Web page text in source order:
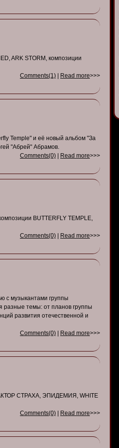
ARK STORM, композиции
Comments(1)
Read more>>>
Temple" и её новый альбом "За
"Абрей" Абрамов.
Comments(0)
Read more>>>
BUTTERFLY TEMPLE,
Comments(0)
Read more>>>
с музыкантами группы
темы: от планов группы
развития отечественной и
Comments(0)
Read more>>>
СТРАХА, ЭПИДЕМИЯ, WHITE
Comments(0)
Read more>>>